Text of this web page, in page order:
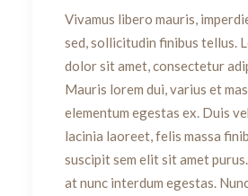
Vivamus libero mauris,
sed, sollicitudin finibus tellus.
dolor sit amet, consectetur
Mauris lorem dui, varius et
elementum egestas ex. Duis
lacinia laoreet, felis massa
suscipit sem elit sit amet
at nunc interdum egestas.